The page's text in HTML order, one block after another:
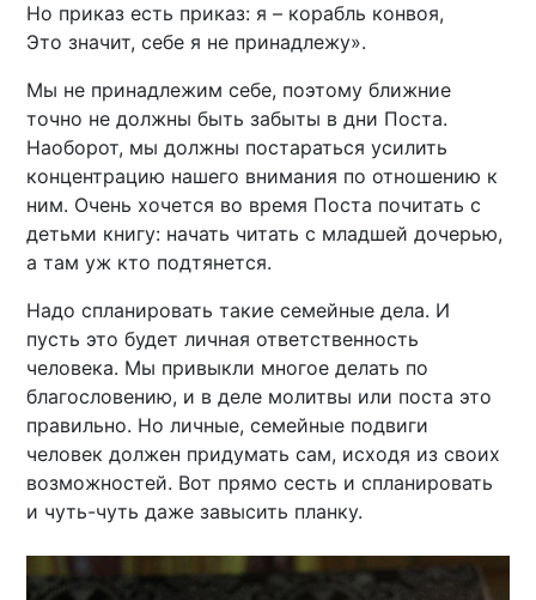
Но приказ есть приказ: я – корабль конвоя,
Это значит, себе я не принадлежу».
Мы не принадлежим себе, поэтому ближние
точно не должны быть забыты в дни Поста.
Наоборот, мы должны постараться усилить
концентрацию нашего внимания по отношению к
ним. Очень хочется во время Поста почитать с
детьми книгу: начать читать с младшей дочерью,
а там уж кто подтянется.
Надо спланировать такие семейные дела. И
пусть это будет личная ответственность
человека. Мы привыкли многое делать по
благословению, и в деле молитвы или поста это
правильно. Но личные, семейные подвиги
человек должен придумать сам, исходя из своих
возможностей. Вот прямо сесть и спланировать
и чуть-чуть даже завысить планку.